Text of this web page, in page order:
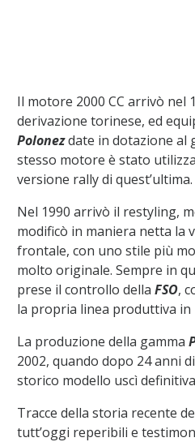
Il motore 2000 CC arrivò nel
derivazione torinese, ed
Polonezdate in dotazione al
stesso motore è stato
versione rally di quest’ultima.
Nel 1990 arrivò il restyling,
modificò in maniera netta
frontale, con uno stile più
molto originale. Sempre in
prese il controllo della FSO,
la propria linea produttiva in
La produzione della gamma
2002, quando dopo 24 anni
storico modello uscì
Tracce della storia recente
tutt’oggi reperibili e